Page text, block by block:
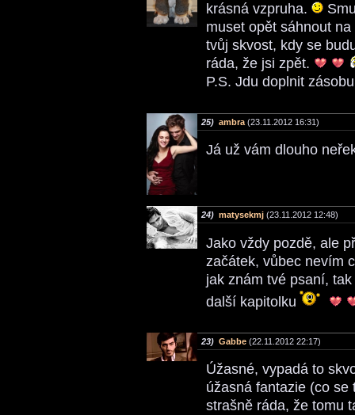
krásná vzpruha.
muset opět sáhnout
tvůj skvost, kdy se
ráda, že jsi zpět.
P.S. Jdu doplnit
25) ambra (23.11.2012 16:31)
Já už vám dlouho
24) matysekmj (23.11.2012 12:48)
Jako vždy pozdě, ale
začátek, vůbec nevím
jak znám tvé psaní,
další kapitolku
23) Gabbe (22.11.2012 22:17)
Úžasné, vypadá to
úžasná fantazie (co se
strašně ráda, že tomu